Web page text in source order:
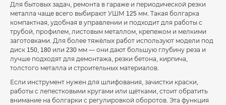
Для бытовых задач, ремонта в гараже и периодической резки
металла чаще всего выбирают УШМ 125 мм. Такая болгарка
компактная, удобная в управлении и подходит для работы с
трубой, профилем, листовым металлом, крепежом и мелкими
заготовками. Для более тяжёлых работ используют модели под
диск 150, 180 или 230 мм — они дают большую глубину реза и
лучше подходят для демонтажа, резки бетона, кирпича,
толстого металла и строительных материалов.
Если инструмент нужен для шлифования, зачистки краски,
работы с лепестковыми кругами или щётками, стоит обратить
внимание на болгарки с регулировкой оборотов. Эта функция